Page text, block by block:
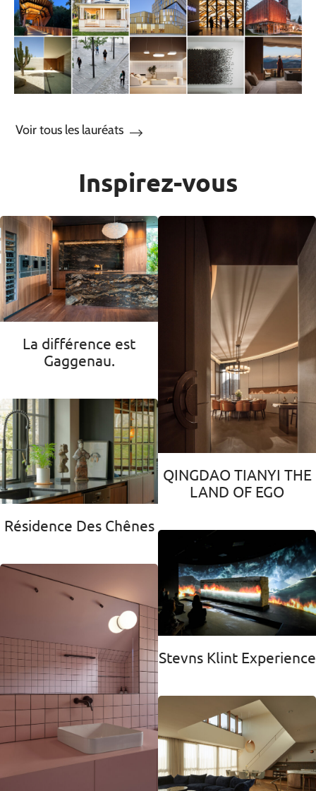
Voir tous les lauréats
Inspirez-vous
La différence est
Gaggenau.
Résidence Des Chênes
QINGDAO TIANYI THE
LAND OF EGO
Stevns Klint Experience